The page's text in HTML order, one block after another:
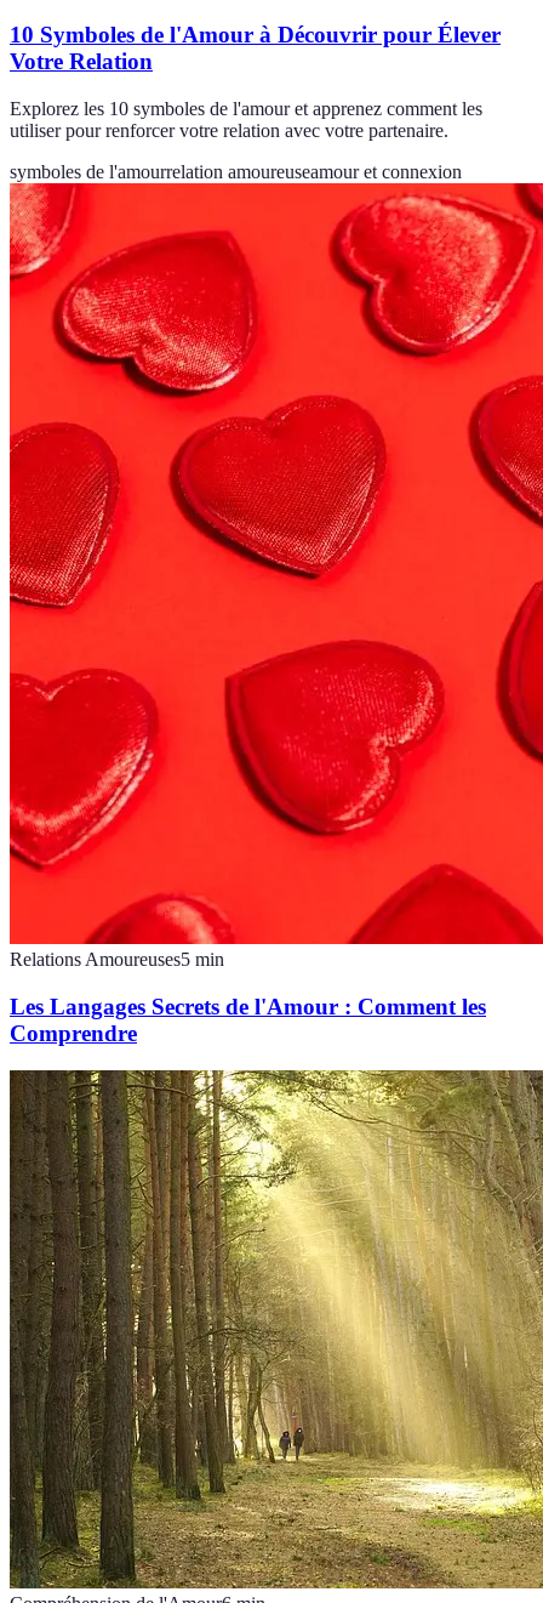
10 Symboles de l'Amour à Découvrir pour Élever
Votre Relation
Explorez les 10 symboles de l'amour et apprenez comment les
utiliser pour renforcer votre relation avec votre partenaire.
symboles de l'amourrelation amoureuseamour et connexion
Relations Amoureuses5 min
Les Langages Secrets de l'Amour : Comment les
Comprendre